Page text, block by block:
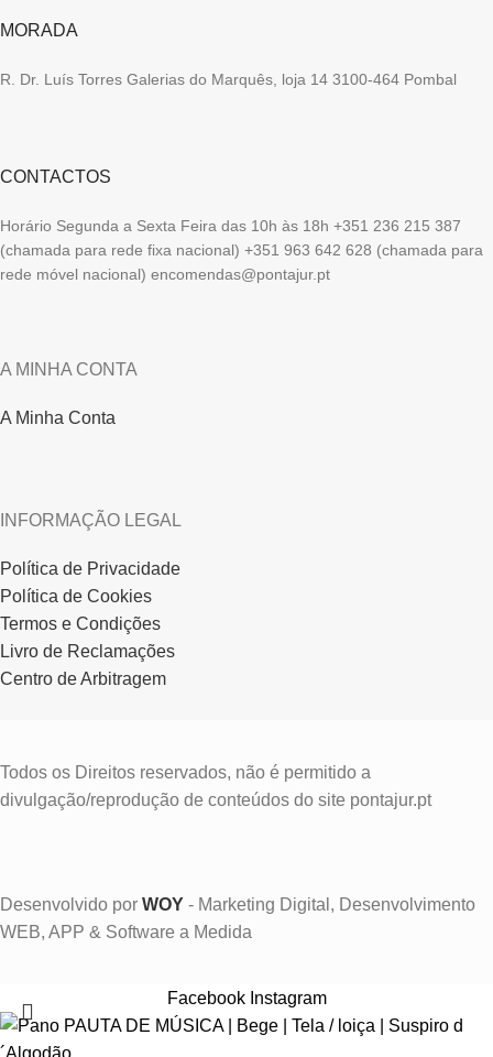
MORADA
R. Dr. Luís Torres Galerias do Marquês, loja 14 3100-464 Pombal
CONTACTOS
Horário Segunda a Sexta Feira das 10h às 18h +351 236 215 387
(chamada para rede fixa nacional) +351 963 642 628 (chamada para
rede móvel nacional) encomendas@pontajur.pt
A MINHA CONTA
A Minha Conta
INFORMAÇÃO LEGAL
Política de Privacidade
Política de Cookies
Termos e Condições
Livro de Reclamações
Centro de Arbitragem
Todos os Direitos reservados, não é permitido a
divulgação/reprodução de conteúdos do site pontajur.pt
Desenvolvido por WOY - Marketing Digital, Desenvolvimento
WEB, APP & Software a Medida
Facebook Instagram